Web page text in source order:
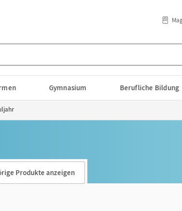
Gymnasium Berufliche Bildung
Produkte anzeigen